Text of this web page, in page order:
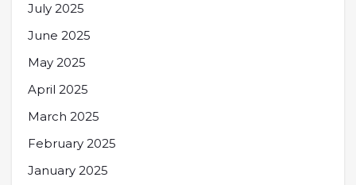
July 2025
June 2025
May 2025
April 2025
March 2025
February 2025
January 2025